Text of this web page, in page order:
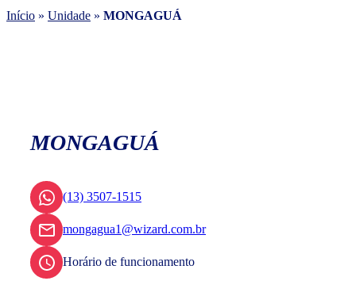
Início » Unidade » MONGAGUÁ
MONGAGUÁ
(13) 3507-1515
mongagua1@wizard.com.br
Horário de funcionamento